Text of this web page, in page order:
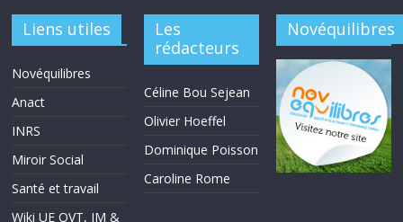
Liens utiles
Novéquilibres
Anact
INRS
Miroir Social
Santé et travail
Wiki UE QVT, IM &
Les
rédacteurs
Céline Bou Sejean
Olivier Hoeffel
Dominique Poisson
Caroline Rome
Novéquilibres